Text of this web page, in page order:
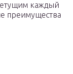
каждый
преимущества